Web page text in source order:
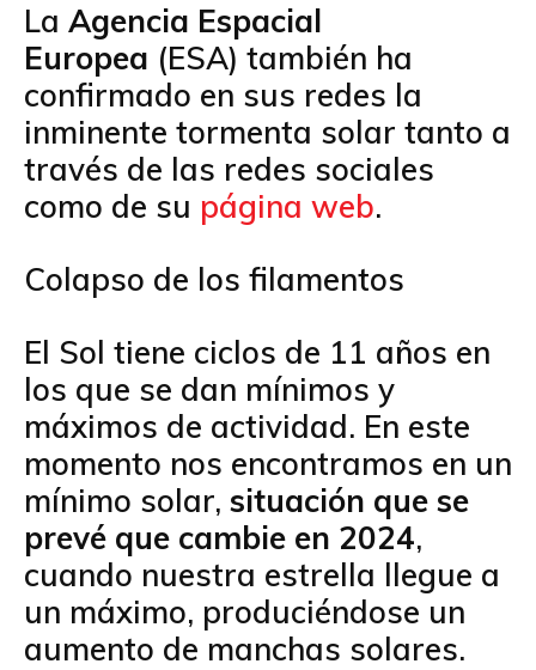
La Agencia Espacial
Europea (ESA) también ha
confirmado en sus redes la
inminente tormenta solar tanto a
través de las redes sociales
como de su página web.
Colapso de los filamentos
El Sol tiene ciclos de 11 años en
los que se dan mínimos y
máximos de actividad. En este
momento nos encontramos en un
mínimo solar, situación que se
prevé que cambie en 2024,
cuando nuestra estrella llegue a
un máximo, produciéndose un
aumento de manchas solares.